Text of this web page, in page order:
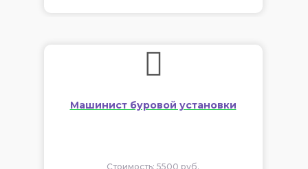
Машинист буровой установки
Стоимость: 5500 руб.